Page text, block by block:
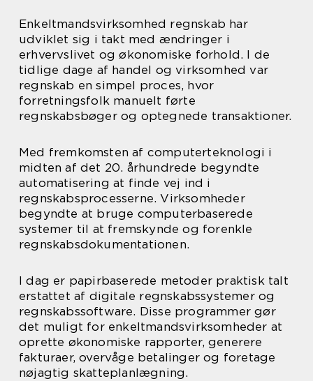
Enkeltmandsvirksomhed regnskab har
udviklet sig i takt med ændringer i
erhvervslivet og økonomiske forhold. I de
tidlige dage af handel og virksomhed var
regnskab en simpel proces, hvor
forretningsfolk manuelt førte
regnskabsbøger og optegnede transaktioner.
Med fremkomsten af computerteknologi i
midten af det 20. århundrede begyndte
automatisering at finde vej ind i
regnskabsprocesserne. Virksomheder
begyndte at bruge computerbaserede
systemer til at fremskynde og forenkle
regnskabsdokumentationen.
I dag er papirbaserede metoder praktisk talt
erstattet af digitale regnskabssystemer og
regnskabssoftware. Disse programmer gør
det muligt for enkeltmandsvirksomheder at
oprette økonomiske rapporter, generere
fakturaer, overvåge betalinger og foretage
nøjagtig skatteplanlægning.